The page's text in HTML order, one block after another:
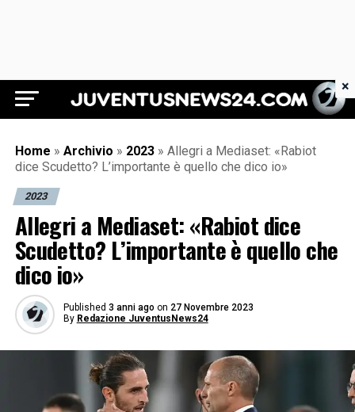
Juventus News 24
Home » Archivio » 2023 » Allegri a Mediaset: «Rabiot
dice Scudetto? L’importante è quello che dico io»
2023
Allegri a Mediaset: «Rabiot dice
Scudetto? L’importante è quello che
dico io»
Published 3 anni ago on 27 Novembre 2023
By Redazione JuventusNews24
×